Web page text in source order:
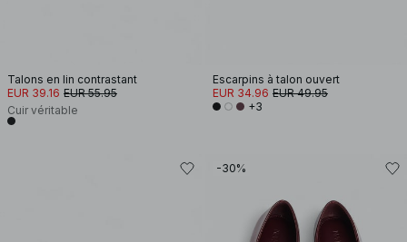
Talons en lin contrastant
EUR 39.16 EUR 55.95
Cuir véritable
Escarpins à talon ouvert
EUR 34.96 EUR 49.95
+3
-30%